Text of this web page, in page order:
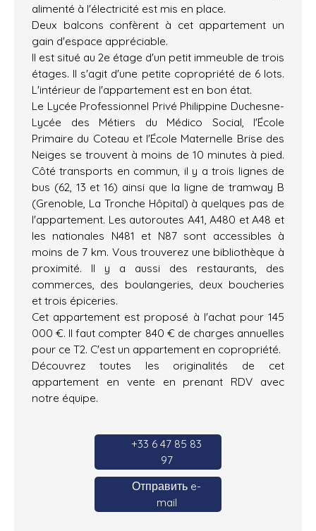
alimenté à l'électricité est mis en place.
Deux balcons confèrent à cet appartement un
gain d'espace appréciable.
Il est situé au 2e étage d'un petit immeuble de trois
étages. Il s'agit d'une petite copropriété de 6 lots.
L'intérieur de l'appartement est en bon état.
Le Lycée Professionnel Privé Philippine Duchesne-
Lycée des Métiers du Médico Social, l'École
Primaire du Coteau et l'École Maternelle Brise des
Neiges se trouvent à moins de 10 minutes à pied.
Côté transports en commun, il y a trois lignes de
bus (62, 13 et 16) ainsi que la ligne de tramway B
(Grenoble, La Tronche Hôpital) à quelques pas de
l'appartement. Les autoroutes A41, A480 et A48 et
les nationales N481 et N87 sont accessibles à
moins de 7 km. Vous trouverez une bibliothèque à
proximité. Il y a aussi des restaurants, des
commerces, des boulangeries, deux boucheries
et trois épiceries.
Cet appartement est proposé à l'achat pour 145
000 €. Il faut compter 840 € de charges annuelles
pour ce T2. C'est un appartement en copropriété.
Découvrez toutes les originalités de cet
appartement en vente en prenant RDV avec
notre équipe.
+33 6 47 85 83
97
Отправить e-
mail